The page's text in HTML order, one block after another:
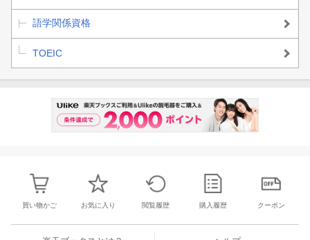
語学関係資格
TOEIC
買い物かご お気に入り 閲覧履歴 購入履歴 クーポン